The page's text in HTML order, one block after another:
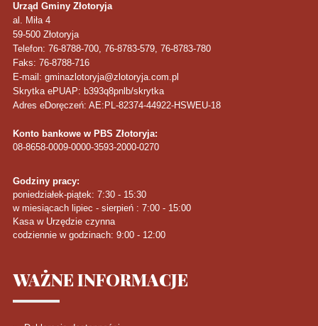
Urząd Gminy Złotoryja
al. Miła 4
59-500 Złotoryja
Telefon: 76-8788-700, 76-8783-579, 76-8783-780
Faks: 76-8788-716
E-mail: gminazlotoryja@zlotoryja.com.pl
Skrytka ePUAP: b393q8pnlb/skrytka
Adres eDoręczeń: AE:PL-82374-44922-HSWEU-18
Konto bankowe w PBS Złotoryja:
08-8658-0009-0000-3593-2000-0270
Godziny pracy:
poniedziałek-piątek: 7:30 - 15:30
w miesiącach lipiec - sierpień : 7:00 - 15:00
Kasa w Urzędzie czynna
codziennie w godzinach: 9:00 - 12:00
WAŻNEINFORMACJE